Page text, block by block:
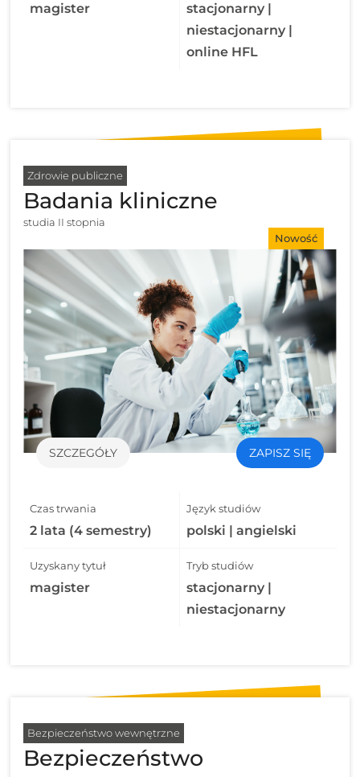
magister
stacjonarny |
niestacjonarny |
online HFL
Zdrowie publiczne
Badania kliniczne
studia II stopnia
Nowość
SZCZEGÓŁY ZAPISZ SIĘ
Czas trwania
2 lata (4 semestry)
Język studiów
polski | angielski
Uzyskany tytuł
magister
Tryb studiów
stacjonarny |
niestacjonarny
Bezpieczeństwo wewnętrzne
Bezpieczeństwo